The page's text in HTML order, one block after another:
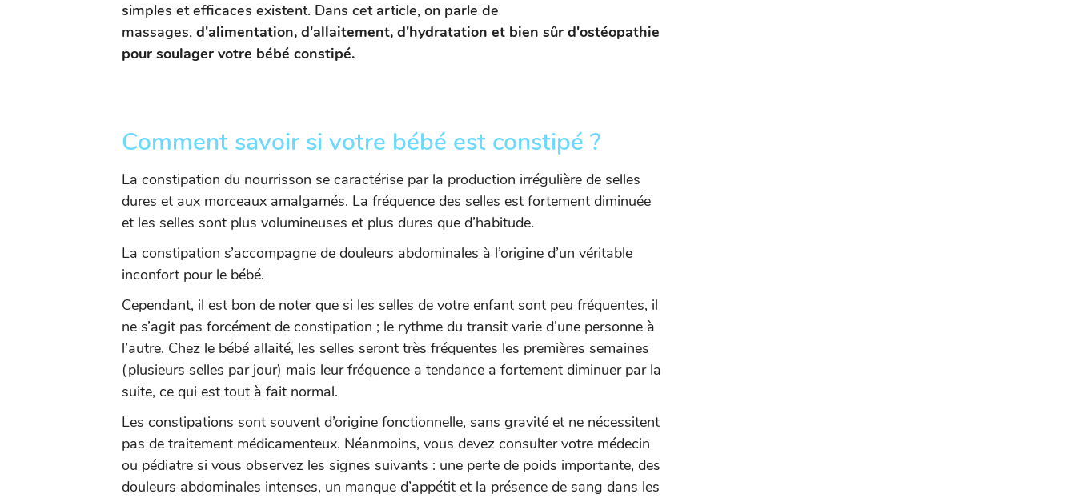
simples et efficaces existent. Dans cet article, on parle de
massages, d'alimentation, d'allaitement, d'hydratation et bien sûr d'ostéopathie
pour soulager votre bébé constipé.
Comment savoir si votre bébé est constipé ?
La constipation du nourrisson se caractérise par la production irrégulière de selles
dures et aux morceaux amalgamés. La fréquence des selles est fortement diminuée
et les selles sont plus volumineuses et plus dures que d’habitude.
La constipation s’accompagne de douleurs abdominales à l’origine d’un véritable
inconfort pour le bébé.
Cependant, il est bon de noter que si les selles de votre enfant sont peu fréquentes, il
ne s’agit pas forcément de constipation ; le rythme du transit varie d’une personne à
l’autre. Chez le bébé allaité, les selles seront très fréquentes les premières semaines
(plusieurs selles par jour) mais leur fréquence a tendance a fortement diminuer par la
suite, ce qui est tout à fait normal.
Les constipations sont souvent d’origine fonctionnelle, sans gravité et ne nécessitent
pas de traitement médicamenteux. Néanmoins, vous devez consulter votre médecin
ou pédiatre si vous observez les signes suivants : une perte de poids importante, des
douleurs abdominales intenses, un manque d’appétit et la présence de sang dans les